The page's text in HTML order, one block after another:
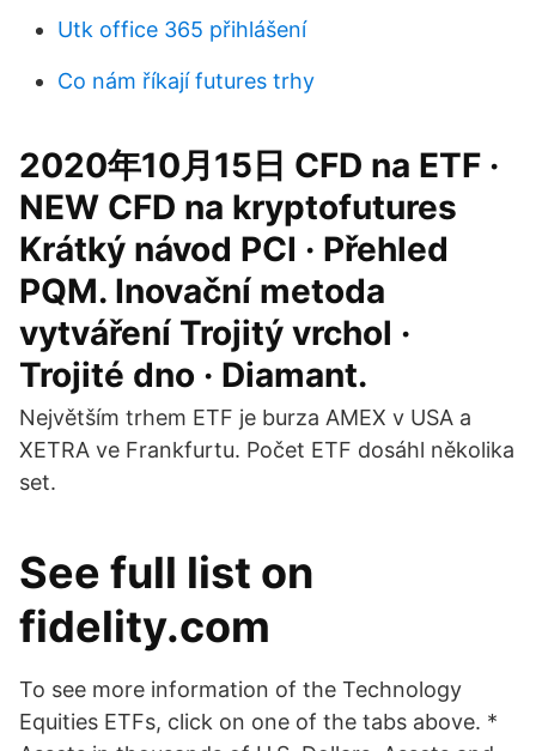
Utk office 365 přihlášení
Co nám říkají futures trhy
2020年10月15日 CFD na ETF ·
NEW CFD na kryptofutures
Krátký návod PCI · Přehled
PQM. Inovační metoda
vytváření Trojitý vrchol ·
Trojité dno · Diamant.
Největším trhem ETF je burza AMEX v USA a
XETRA ve Frankfurtu. Počet ETF dosáhl několika
set.
See full list on
fidelity.com
To see more information of the Technology
Equities ETFs, click on one of the tabs above. *